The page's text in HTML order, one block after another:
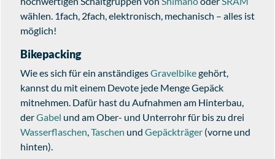
wählen. 1fach, 2fach, elektronisch, mechanisch – alles ist
möglich!
Bikepacking
Wie es sich für ein anständigesGravelbikegehört,
kannst du mit einem Devote jede Menge Gepäck
mitnehmen. Dafür hast du Aufnahmen am Hinterbau,
derGabel und am Ober- und Unterrohr für bis zu drei
Wasserflaschen,Taschen und Gepäckträger (vorne und
hinten).